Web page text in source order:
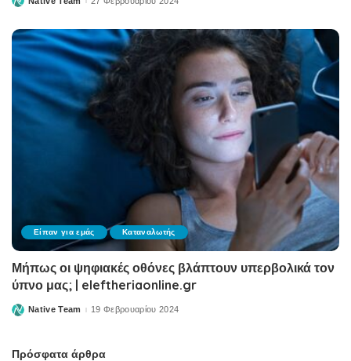
Posted
Είπαν για εμάς Καταναλωτής
Μήπως οι ψηφιακές οθόνες βλάπτουν υπερβολικά τον
ύπνο μας; | eleftheriaonline.gr
PostedNative Team 19 Φεβρουαρίου 2024
Πρόσφατα άρθρα